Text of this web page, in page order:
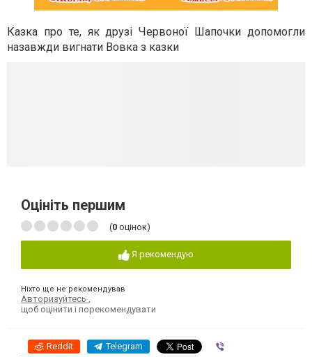
Казка про те, як друзі Червоної Шапочки допомогли
назавжди вигнати Вовка з казки
Оцініть першим
(0 оцінок)
Я рекомендую
Ніхто ще не рекомендував
Авторизуйтесь
щоб оцінити і порекомендувати
Reddit Telegram